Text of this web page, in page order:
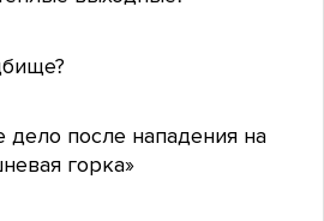
дело после нападения на
горка»